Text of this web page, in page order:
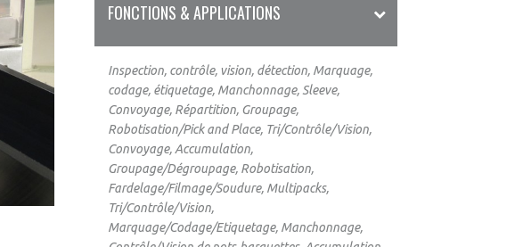
FONCTIONS & APPLICATIONS
Inspection, contrôle, vision, détection, Marquage,
codage, étiquetage, Manchonnage, Sleeve,
Convoyage, Répartition, Groupage,
Robotisation/Pick and Place, Tri/Contrôle/Vision,
Convoyage, Accumulation,
Groupage/Dégroupage, Robotisation,
Fardelage/Filmage/Soudure, Multipacks,
Tri/Contrôle/Vision,
Marquage/Codage/Etiquetage, Manchonnage,